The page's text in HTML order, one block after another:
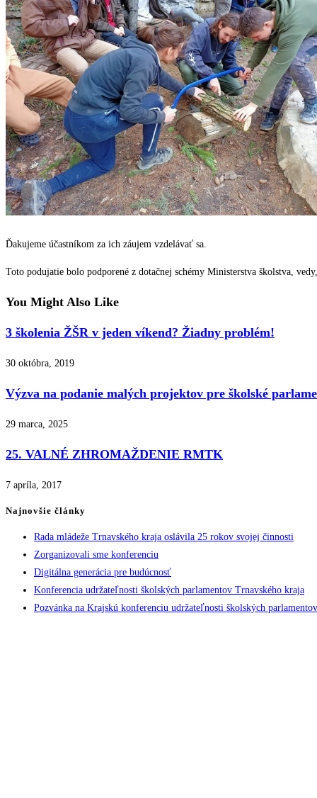
Ďakujeme účastníkom za ich záujem vzdelávať sa.
Toto podujatie bolo podporené z dotačnej schémy Ministerstva školstva,
You Might Also Like
3 školenia ŽŠR v jeden víkend? Žiadny problém!
30 októbra, 2019
Výzva na podanie malých projektov pre školské
29 marca, 2025
25. VALNÉ ZHROMAŽDENIE RMTK
7 apríla, 2017
Najnovšie články
Rada mládeže Trnavského kraja oslávila 25 rokov svojej činnosti
Zorganizovali sme konferenciu
Digitálna generácia pre budúcnosť
Konferencia udržateľnosti školských parlamentov Trnavského kraja
Pozvánka na Krajskú konferenciu udržateľnosti školských parlamentov